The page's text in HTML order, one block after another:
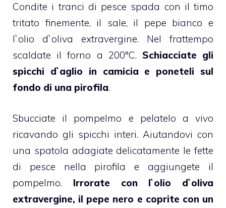
Condite i tranci di pesce spada con il timo
tritato finemente, il sale, il pepe bianco e
l`oIio d`oliva extravergine. Nel frattempo
scaldate il forno a 200°C. Schiacciate gli
spicchi d`aglio in camicia e poneteli sul
fondo di una pirofila.
Sbucciate il pompelmo e pelatelo a vivo
ricavando gli spicchi interi. Aiutandovi con
una spatola adagiate delicatamente le fette
di pesce nella pirofila e aggiungete il
pompelmo. Irrorate con l`olio d`oliva
extravergine, il pepe nero e coprite con un